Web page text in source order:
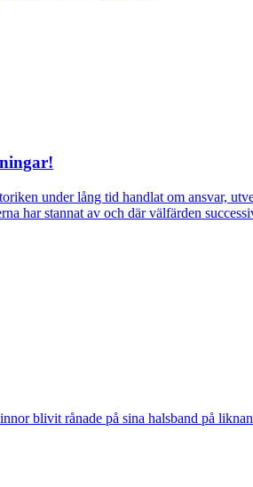
under lång tid handlat om ansvar,
har stannat av och där välfärden
blivit rånade på sina halsband på